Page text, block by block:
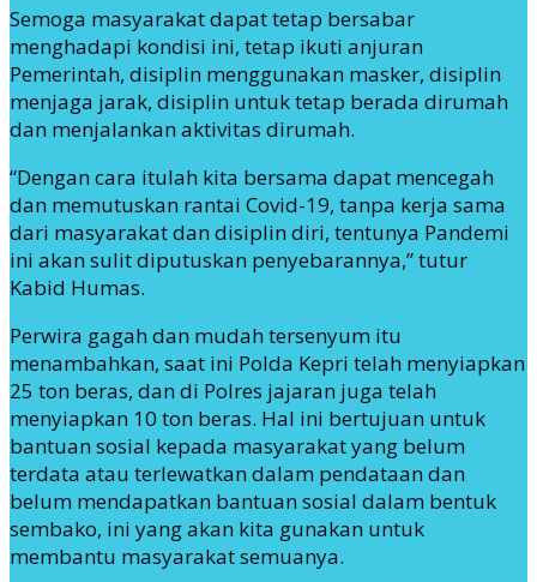
Semoga masyarakat dapat tetap bersabar
menghadapi kondisi ini, tetap ikuti anjuran
Pemerintah, disiplin menggunakan masker, disiplin
menjaga jarak, disiplin untuk tetap berada dirumah
dan menjalankan aktivitas dirumah.
“Dengan cara itulah kita bersama dapat mencegah
dan memutuskan rantai Covid-19, tanpa kerja sama
dari masyarakat dan disiplin diri, tentunya Pandemi
ini akan sulit diputuskan penyebarannya,” tutur
Kabid Humas.
Perwira gagah dan mudah tersenyum itu
menambahkan, saat ini Polda Kepri telah menyiapkan
25 ton beras, dan di Polres jajaran juga telah
menyiapkan 10 ton beras. Hal ini bertujuan untuk
bantuan sosial kepada masyarakat yang belum
terdata atau terlewatkan dalam pendataan dan
belum mendapatkan bantuan sosial dalam bentuk
sembako, ini yang akan kita gunakan untuk
membantu masyarakat semuanya.